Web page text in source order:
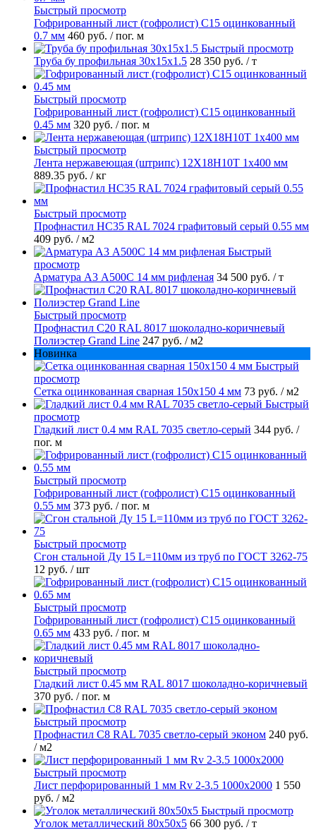
Быстрый просмотр
Гофрированный лист (гофролист) С15 оцинкованный
0.7 мм 460 руб. / пог. м
Быстрый просмотр
Труба бу профильная 30х15х1.5 28 350 руб. / т
Быстрый просмотр
Гофрированный лист (гофролист) С15 оцинкованный
0.45 мм 320 руб. / пог. м
Быстрый просмотр
Лента нержавеющая (штрипс) 12Х18Н10Т 1х400 мм
889.35 руб. / кг
Быстрый просмотр
Профнастил НС35 RAL 7024 графитовый серый 0.55 мм
409 руб. / м2
Быстрый
просмотр
Арматура А3 А500С 14 мм рифленая 34 500 руб. / т
Быстрый просмотр
Профнастил С20 RAL 8017 шоколадно-коричневый
Полиэстер Grand Line 247 руб. / м2
Новинка
Быстрый
просмотр
Сетка оцинкованная сварная 150х150 4 мм 73 руб. / м2
Быстрый
просмотр
Гладкий лист 0.4 мм RAL 7035 светло-серый 344 руб. /
пог. м
Быстрый просмотр
Гофрированный лист (гофролист) С15 оцинкованный
0.55 мм 373 руб. / пог. м
Быстрый просмотр
Сгон стальной Ду 15 L=110мм из труб по ГОСТ 3262-75
12 руб. / шт
Быстрый просмотр
Гофрированный лист (гофролист) С15 оцинкованный
0.65 мм 433 руб. / пог. м
Быстрый просмотр
Гладкий лист 0.45 мм RAL 8017 шоколадно-коричневый
370 руб. / пог. м
Быстрый просмотр
Профнастил С8 RAL 7035 светло-серый эконом 240 руб.
/ м2
Быстрый просмотр
Лист перфорированный 1 мм Rv 2-3.5 1000х2000 1 550
руб. / м2
Быстрый просмотр
Уголок металлический 80х50х5 66 300 руб. / т